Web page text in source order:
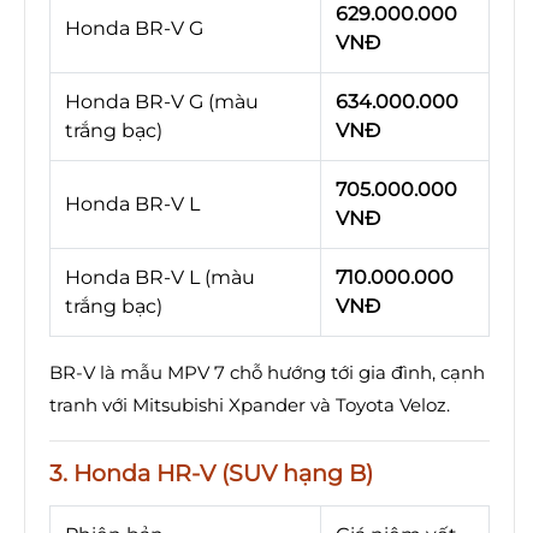
Honda BR-V G
629.000.000
VNĐ
Honda BR-V G (màu
trắng bạc)
634.000.000
VNĐ
Honda BR-V L
705.000.000
VNĐ
Honda BR-V L (màu
trắng bạc)
710.000.000
VNĐ
BR-V là mẫu MPV 7 chỗ hướng tới gia đình, cạnh
tranh với Mitsubishi Xpander và Toyota Veloz.
3. Honda HR-V (SUV hạng B)